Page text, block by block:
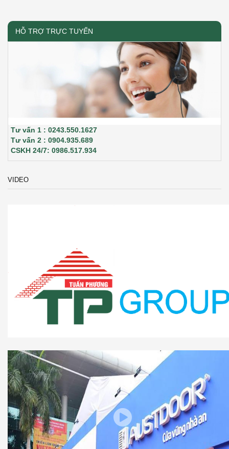
HỖ TRỢ TRỰC TUYẾN
Tư vấn 1 : 0243.550.1627
Tư vấn 2 : 0904.935.689
CSKH 24/7: 0986.517.934
VIDEO